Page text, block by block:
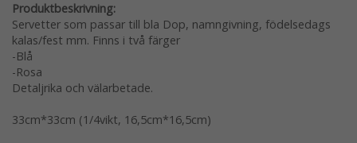
Produktbeskrivning:
Servetter som passar till bla Dop, namngivning, födelsedags
kalas/fest mm. Finns i två färger
-Blå
-Rosa
Detaljrika och välarbetade.
33cm*33cm (1/4vikt, 16,5cm*16,5cm)